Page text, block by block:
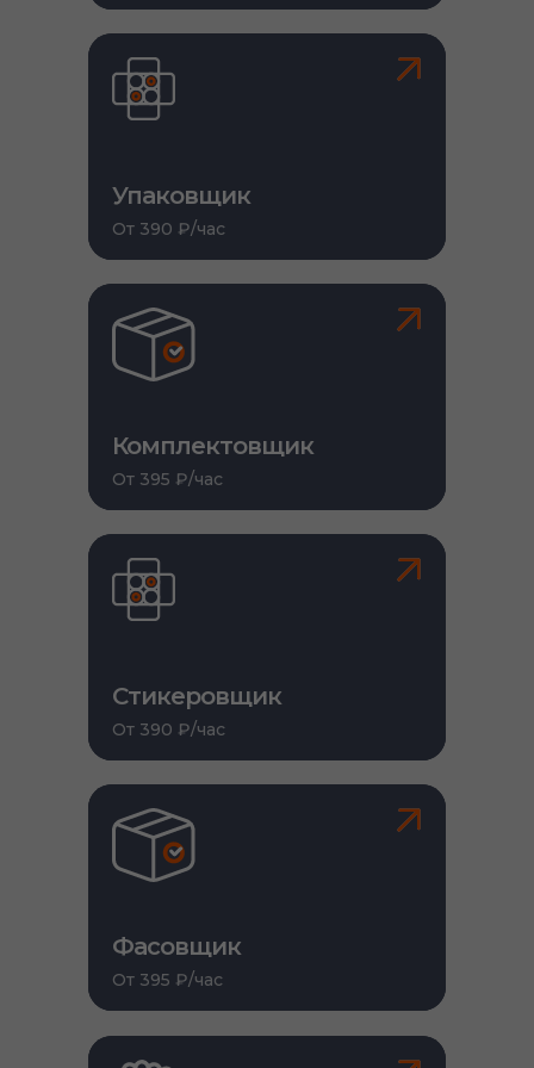
Упаковщик
От 390 ₽/час
Комплектовщик
От 395 ₽/час
Стикеровщик
От 390 ₽/час
Фасовщик
От 395 ₽/час